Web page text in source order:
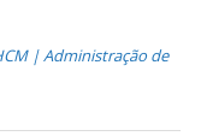
| Administração de